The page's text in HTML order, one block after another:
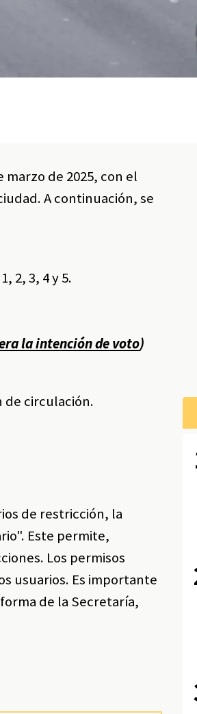
de 2025, con el
A continuación, se
2, 3, 4 y 5.​
la intención de voto)
de circulación.​
de restricción, la
Este permite,
Los permisos
usuarios. Es importante
de la Secretaría,